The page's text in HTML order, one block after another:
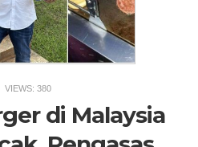
VIEWS: 380
di Malaysia